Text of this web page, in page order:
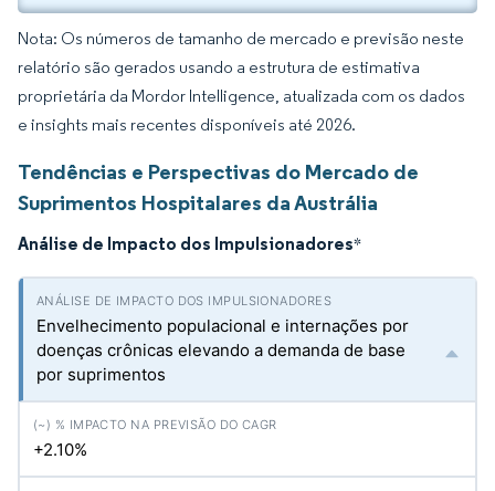
Nota: Os números de tamanho de mercado e previsão neste
relatório são gerados usando a estrutura de estimativa
proprietária da Mordor Intelligence, atualizada com os dados
e insights mais recentes disponíveis até 2026.
Tendências e Perspectivas do Mercado de
Suprimentos Hospitalares da Austrália
Análise de Impacto dos Impulsionadores*
Envelhecimento populacional e internações por
doenças crônicas elevando a demanda de base
por suprimentos
+2.10%